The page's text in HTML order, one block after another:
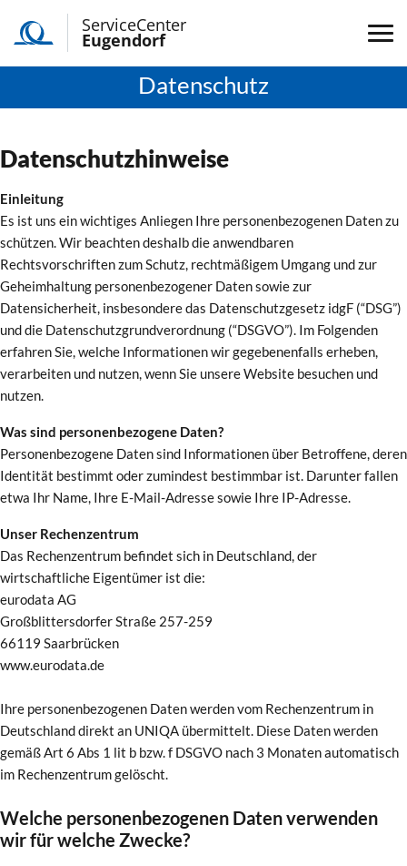
ServiceCenter
Eugendorf
Datenschutz
Datenschutzhinweise
Einleitung
Es ist uns ein wichtiges Anliegen Ihre personenbezogenen Daten zu
schützen. Wir beachten deshalb die anwendbaren
Rechtsvorschriften zum Schutz, rechtmäßigem Umgang und zur
Geheimhaltung personenbezogener Daten sowie zur
Datensicherheit, insbesondere das Datenschutzgesetz idgF (“DSG”)
und die Datenschutzgrundverordnung (“DSGVO”). Im Folgenden
erfahren Sie, welche Informationen wir gegebenenfalls erheben,
verarbeiten und nutzen, wenn Sie unsere Website besuchen und
nutzen.
Was sind personenbezogene Daten?
Personenbezogene Daten sind Informationen über Betroffene, deren
Identität bestimmt oder zumindest bestimmbar ist. Darunter fallen
etwa Ihr Name, Ihre E-Mail-Adresse sowie Ihre IP-Adresse.
Unser Rechenzentrum
Das Rechenzentrum befindet sich in Deutschland, der
wirtschaftliche Eigentümer ist die:
eurodata AG
Großblittersdorfer Straße 257-259
66119 Saarbrücken
www.eurodata.de
Ihre personenbezogenen Daten werden vom Rechenzentrum in
Deutschland direkt an UNIQA übermittelt. Diese Daten werden
gemäß Art 6 Abs 1 lit b bzw. f DSGVO nach 3 Monaten automatisch
im Rechenzentrum gelöscht.
Welche personenbezogenen Daten verwenden
wir für welche Zwecke?